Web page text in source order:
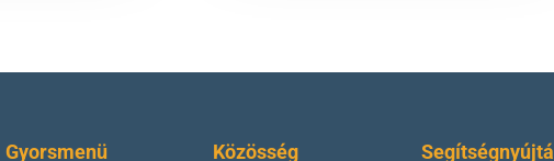
Gyorsmenü Közösség
Segítségnyújtá